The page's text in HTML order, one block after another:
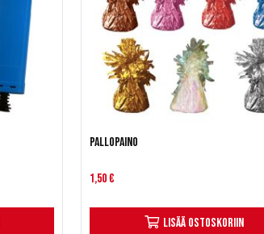
Pallopaino
1,50 €
Lisää ostoskoriin